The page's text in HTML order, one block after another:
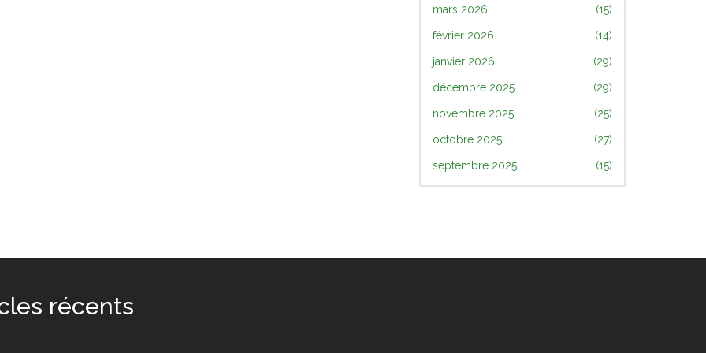
mars 2026 (15)
février 2026 (14)
janvier 2026 (29)
décembre 2025 (29)
novembre 2025 (25)
octobre 2025 (27)
septembre 2025 (15)
récents